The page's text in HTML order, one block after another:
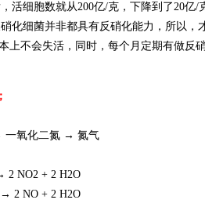
活细胞数就从200亿/克，下降到了20亿/
细菌并非都具有反硝化能力，所以，
上不会失活，同时，每个月定期有做反
氧化二氮 → 氮气
2 NO2 + 2 H2O
2 NO + 2 H2O